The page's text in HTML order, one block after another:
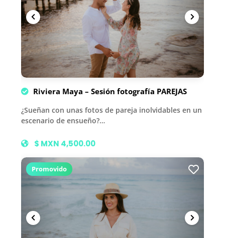
Riviera Maya – Sesión fotografía PAREJAS
¿Sueñan con unas fotos de pareja inolvidables en un
escenario de ensueño?…
$ MXN 4,500.00
Promovido